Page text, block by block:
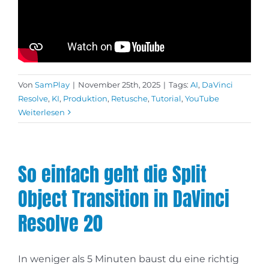
Von SamPlay | November 25th, 2025 | Tags: AI, DaVinci
Resolve, KI, Produktion, Retusche, Tutorial, YouTube
Weiterlesen
So einfach geht die Split
Object Transition in DaVinci
Resolve 20
In weniger als 5 Minuten baust du eine richtig